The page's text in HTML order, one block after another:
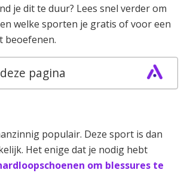
je dit te duur? Lees snel verder om
welke sporten je gratis of voor een
beoefenen.
pagina
populair. Deze sport is dan
Het enige dat je nodig hebt
om blessures te